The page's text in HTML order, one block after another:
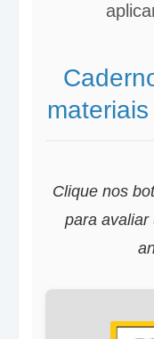
Clique nos
para avaliar